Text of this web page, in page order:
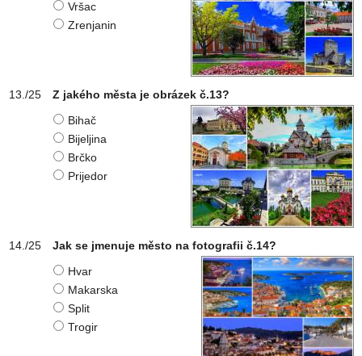
Vršac
Zrenjanin
Z jakého města je obrázek č.13?
Bihač
Bijeljina
Brčko
Prijedor
Jak se jmenuje město na fotografii č.14?
Hvar
Makarska
Split
Trogir